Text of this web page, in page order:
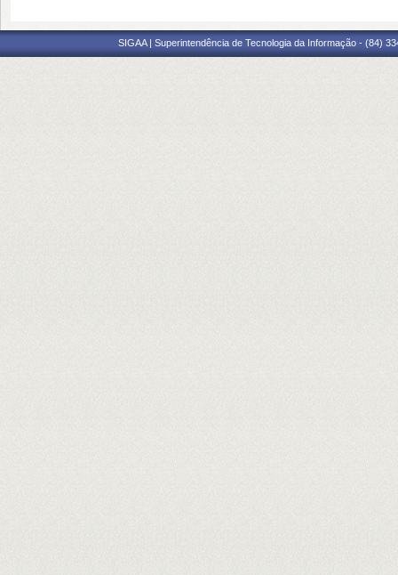
SIGAA | Superintendência de Tecnologia da Informação - (84)